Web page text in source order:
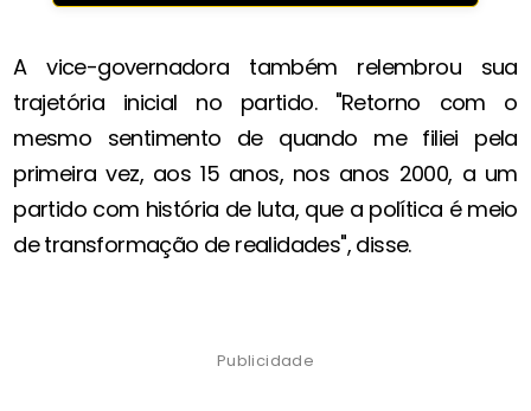
A vice-governadora também relembrou sua
trajetória inicial no partido. "Retorno com o
mesmo sentimento de quando me filiei pela
primeira vez, aos 15 anos, nos anos 2000, a um
partido com história de luta, que a política é meio
de transformação de realidades", disse.
Publicidade